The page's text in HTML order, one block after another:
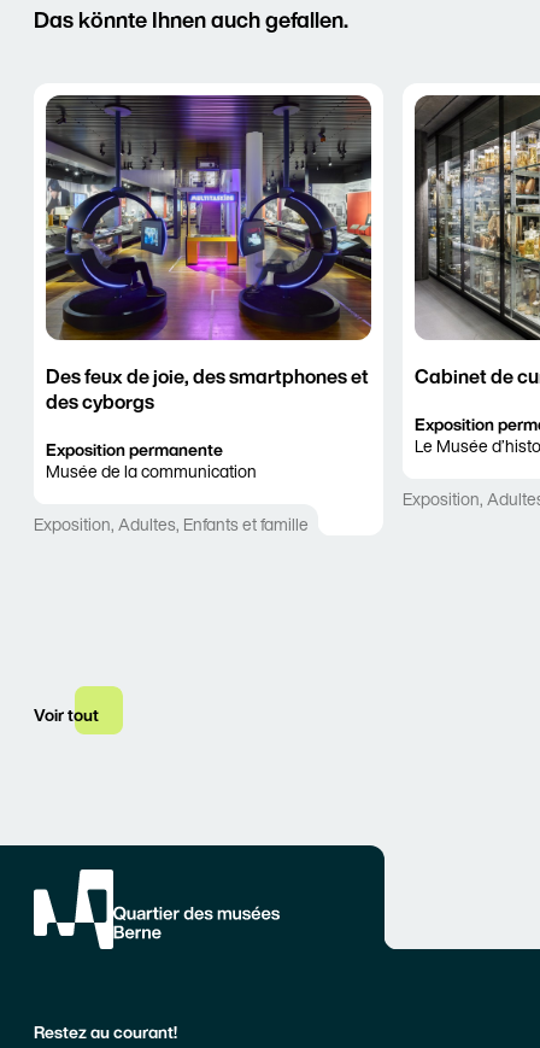
Das könnte Ihnen auch gefallen.
Des feux de joie, des smartphones et
des cyborgs
Exposition permanente
Musée de la communication
Exposition,Adultes, Enfants et famille
Cabinet de
Exposition
Le Musée
Exposition,
Voir tout
Restez au courant!